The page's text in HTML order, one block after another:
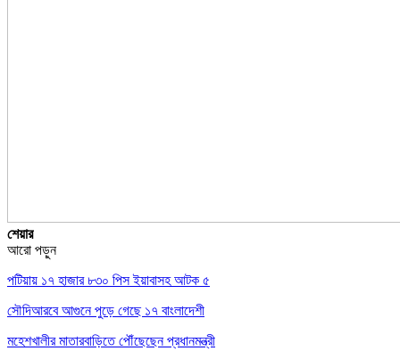
শেয়ার
আরো পড়ুন
পটিয়ায় ১৭ হাজার ৮৩০ পিস ইয়াবাসহ আটক ৫
সৌদিআরবে আগুনে পুড়ে গেছে ১৭ বাংলাদেশী
মহেশখালীর মাতারবাড়িতে পৌঁছেছেন প্রধানমন্ত্রী